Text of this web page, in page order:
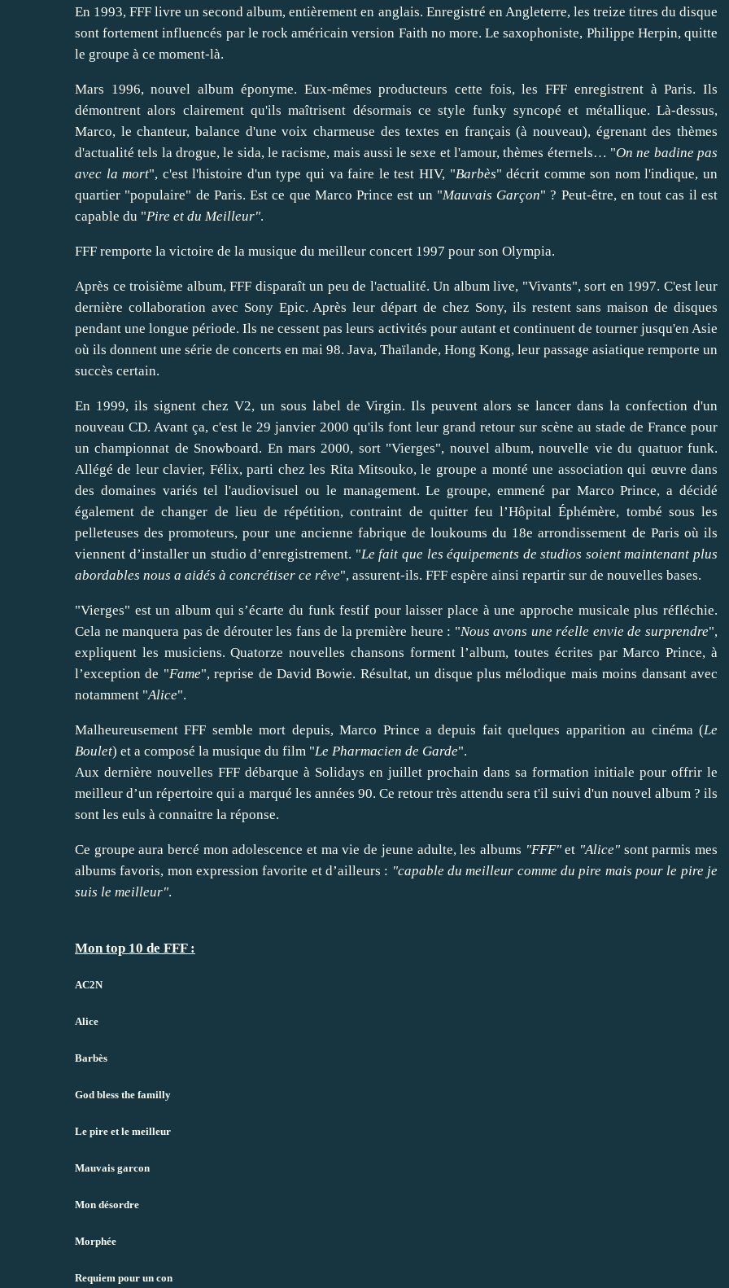
En 1993, FFF livre un second album, entièrement en anglais. Enregistré en Angleterre, les treize titres du disque
sont fortement influencés par le rock américain version Faith no more. Le saxophoniste, Philippe Herpin, quitte
le groupe à ce moment-là.
Mars 1996, nouvel album éponyme. Eux-mêmes producteurs cette fois, les FFF enregistrent à Paris. Ils
démontrent alors clairement qu'ils maîtrisent désormais ce style funky syncopé et métallique. Là-dessus,
Marco, le chanteur, balance d'une voix charmeuse des textes en français (à nouveau), égrenant des thèmes
d'actualité tels la drogue, le sida, le racisme, mais aussi le sexe et l'amour, thèmes éternels… "On ne badine pas
avec la mort", c'est l'histoire d'un type qui va faire le test HIV, "Barbès"décrit comme son nom l'indique, un
quartier "populaire" de Paris. Est ce que Marco Prince est un "Mauvais Garçon"? Peut-être, en tout cas il est
capable du "Pire et du Meilleur".
FFF remporte la victoire de la musique du meilleur concert 1997 pour son Olympia.
Après ce troisième album, FFF disparaît un peu de l'actualité. Un album live, "Vivants", sort en 1997. C'est leur
dernière collaboration avec Sony Epic. Après leur départ de chez Sony, ils restent sans maison de disques
pendant une longue période. Ils ne cessent pas leurs activités pour autant et continuent de tourner jusqu'en Asie
où ils donnent une série de concerts en mai 98. Java, Thaïlande, Hong Kong, leur passage asiatique remporte un
succès certain.
En 1999, ils signent chez V2, un sous label de Virgin. Ils peuvent alors se lancer dans la confection d'un
nouveau CD. Avant ça, c'est le 29 janvier 2000 qu'ils font leur grand retour sur scène au stade de France pour
un championnat de Snowboard. En mars 2000, sort "Vierges", nouvel album, nouvelle vie du quatuor funk.
Allégé de leur clavier, Félix, parti chez les Rita Mitsouko, le groupe a monté une association qui œuvre dans
des domaines variés tel l'audiovisuel ou le management. Le groupe, emmené par Marco Prince, a décidé
également de changer de lieu de répétition, contraint de quitter feu l’Hôpital Éphémère, tombé sous les
pelleteuses des promoteurs, pour une ancienne fabrique de loukoums du 18e arrondissement de Paris où ils
viennent d’installer un studio d’enregistrement. "Le fait que les équipements de studios soient maintenant plus
abordables nous a aidés à concrétiser ce rêve", assurent-ils. FFF espère ainsi repartir sur de nouvelles bases.
"Vierges" est un album qui s’écarte du funk festif pour laisser place à une approche musicale plus réfléchie.
Cela ne manquera pas de dérouter les fans de la première heure : "Nous avons une réelle envie de surprendre",
expliquent les musiciens. Quatorze nouvelles chansons forment l’album, toutes écrites par Marco Prince, à
l’exception de "Fame", reprise de David Bowie. Résultat, un disque plus mélodique mais moins dansant avec
notamment "Alice".
Malheureusement FFF semble mort depuis, Marco Prince a depuis fait quelques apparition au cinéma (Le
Boulet) et a composé la musique du film "Le Pharmacien de Garde".
Aux dernière nouvelles FFF débarque à Solidays en juillet prochain dans sa formation initiale pour offrir le
meilleur d’un répertoire qui a marqué les années 90. Ce retour très attendu sera t'il suivi d'un nouvel album ? ils
sont les euls à connaitre la réponse.
Ce groupe aura bercé mon adolescence et ma vie de jeune adulte, les albums "FFF"et "Alice"sont parmis mes
albums favoris, mon expression favorite et d’ailleurs : "capable du meilleur comme du pire mais pour le pire je
suis le meilleur".
Mon top 10 de FFF :
AC2N
Alice
Barbès
God bless the familly
Le pire et le meilleur
Mauvais garcon
Mon désordre
Morphée
Requiem pour un con